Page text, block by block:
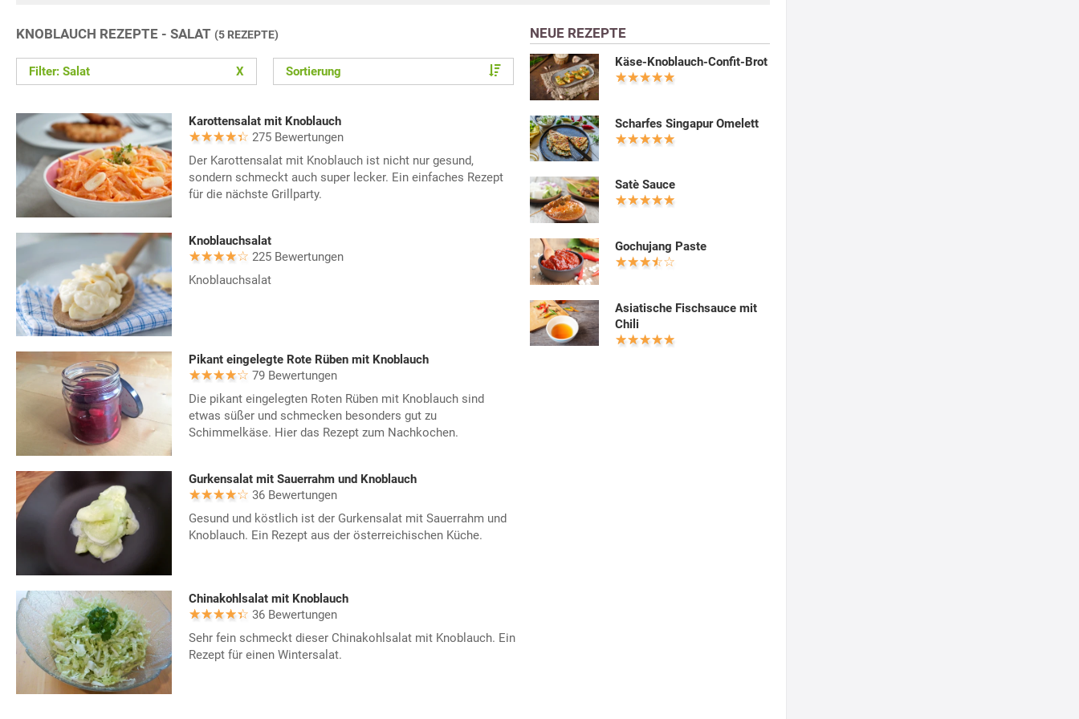
KNOBLAUCH REZEPTE - SALAT (5 REZEPTE)
Filter: Salat X Sortierung
Karottensalat mit Knoblauch
275 Bewertungen
Der Karottensalat mit Knoblauch ist nicht nur gesund,
sondern schmeckt auch super lecker. Ein einfaches Rezept
für die nächste Grillparty.
Knoblauchsalat
225 Bewertungen
Knoblauchsalat
Pikant eingelegte Rote Rüben mit Knoblauch
79 Bewertungen
Die pikant eingelegten Roten Rüben mit Knoblauch sind
etwas süßer und schmecken besonders gut zu
Schimmelkäse. Hier das Rezept zum Nachkochen.
Gurkensalat mit Sauerrahm und Knoblauch
36 Bewertungen
Gesund und köstlich ist der Gurkensalat mit Sauerrahm und
Knoblauch. Ein Rezept aus der österreichischen Küche.
Chinakohlsalat mit Knoblauch
36 Bewertungen
Sehr fein schmeckt dieser Chinakohlsalat mit Knoblauch. Ein
Rezept für einen Wintersalat.
NEUE REZEPTE
Käse-Knoblauch-Confit-Brot
Scharfes Singapur Omelett
Satè Sauce
Gochujang Paste
Asiatische Fischsauce mit
Chili